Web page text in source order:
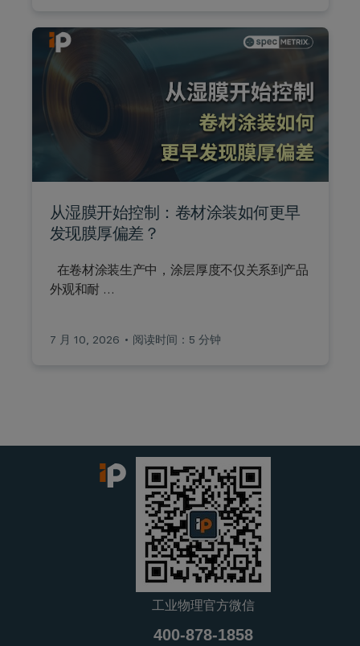
从湿膜开始控制：卷材涂装如何更早
发现膜厚偏差？
在卷材涂装生产中，涂层厚度不仅关系到产品
外观和耐 …
7 月 10, 2026 阅读时间：5 分钟
工业物理官方微信
400-878-1858